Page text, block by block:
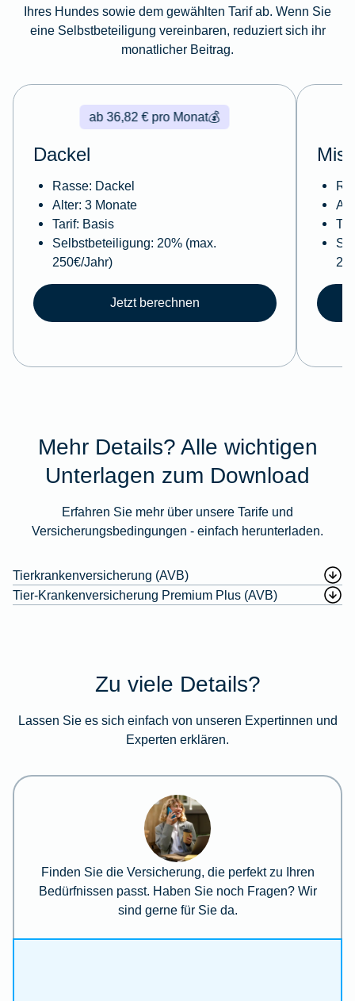
Ihres Hundes sowie dem gewählten Tarif ab. Wenn Sie
eine Selbstbeteiligung vereinbaren, reduziert sich ihr
monatlicher Beitrag.
💰
ab 36,82 € pro Monat
Dackel
Rasse: Dackel
Alter: 3 Monate
Tarif: Basis
Selbstbeteiligung: 20% (max.
250€/Jahr)
Jetzt berechnen
Mehr Details? Alle wichtigen
Unterlagen zum Download
Erfahren Sie mehr über unsere Tarife und
Versicherungsbedingungen - einfach herunterladen.
Tierkrankenversicherung (AVB)
Tier-Krankenversicherung Premium Plus (AVB)
Zu viele Details?
Lassen Sie es sich einfach von unseren Expertinnen und
Experten erklären.
Finden Sie die Versicherung, die perfekt zu Ihren
Bedürfnissen passt. Haben Sie noch Fragen? Wir
sind gerne für Sie da.